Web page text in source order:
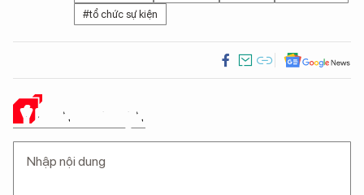
#tổ chức sự kiện
Ý KIẾN CỦA BẠN